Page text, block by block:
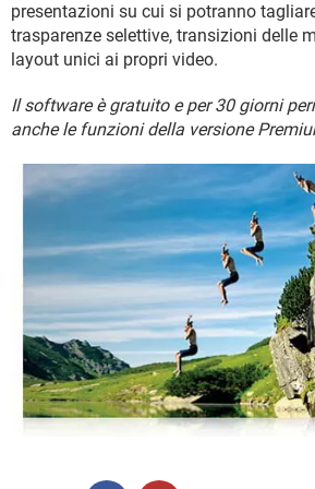
presentazioni su cui si potranno
trasparenze selettive, transizioni delle
layout unici ai propri video.
Il software è gratuito e per 30 giorni
anche le funzioni della versione